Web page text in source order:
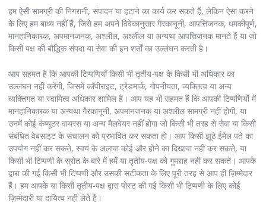
हम ऐसी सामग्री की निगरानी, संपादन या हटाने का कार्य कर सकते हैं, लेकिन ऐसा करने
के लिए हम बाध्य नहीं हैं, जिसे हम अपने विवेकानुसार गैरकानूनी, आपत्तिजनक, धमकीपूर्ण,
मानहानिकारक, अपमानजनक, अश्लील, अश्लील या अन्यथा आपत्तिजनक मानते हैं या जो
किसी पक्ष की बौद्धिक संपदा या सेवा की इन शर्तों का उल्लंघन करती है।
आप सहमत हैं कि आपकी टिप्पणियाँ किसी भी तृतीय-पक्ष के किसी भी अधिकार का
उल्लंघन नहीं करेंगी, जिसमें कॉपीराइट, ट्रेडमार्क, गोपनीयता, व्यक्तित्व या अन्य
व्यक्तिगत या स्वामित्व अधिकार शामिल हैं। आप यह भी सहमत हैं कि आपकी टिप्पणियों में
मानहानिकारक या अन्यथा गैरकानूनी, अपमानजनक या अश्लील सामग्री नहीं होगी, या
उनमें कोई कंप्यूटर वायरस या अन्य मैलवेयर नहीं होगा जो किसी भी तरह से सेवा या किसी
संबंधित वेबसाइट के संचालन को प्रभावित कर सकता हो। आप किसी झूठे ईमेल पते का
उपयोग नहीं कर सकते, स्वयं के अलावा कोई और होने का दिखावा नहीं कर सकते, या
किसी भी टिप्पणी के स्रोत के बारे में हमें या तृतीय-पक्ष को गुमराह नहीं कर सकते। आपके
द्वारा की गई किसी भी टिप्पणी और उसकी सटीकता के लिए पूरी तरह से आप ही ज़िम्मेदार
हैं। हम आपके या किसी तृतीय-पक्ष द्वारा पोस्ट की गई किसी भी टिप्पणी के लिए कोई
ज़िम्मेदारी या दायित्व नहीं लेते हैं।